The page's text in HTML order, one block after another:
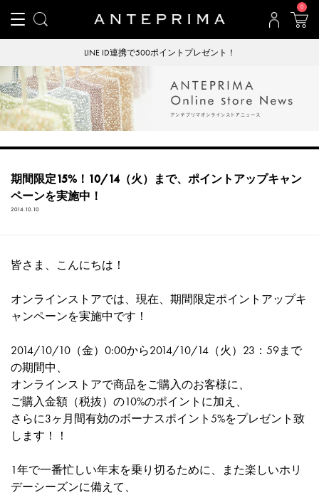
0
LINE ID連携で500ポイントプレゼント！
期間限定15%！10/14（火）まで、ポイントアップキャン
ペーンを実施中！
2014.10.10
皆さま、こんにちは！
オンラインストアでは、現在、期間限定ポイントアップキ
ャンペーンを実施中です！
2014/10/10（金）0:00から2014/10/14（火）23：59まで
の期間中、
オンラインストアで商品をご購入のお客様に、
ご購入金額（税抜）の10%のポイントに加え、
さらに3ヶ月間有効のボーナスポイント5%をプレゼント致
します！！
1年で一番忙しい年末を乗り切るために、また楽しいホリ
デーシーズンに備えて、